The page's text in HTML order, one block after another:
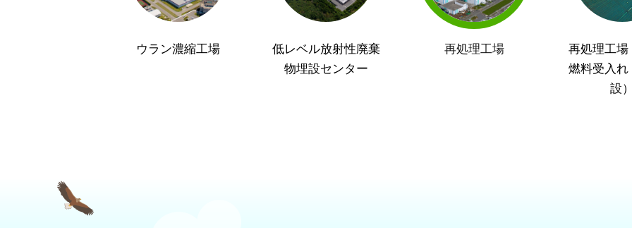
ウラン濃縮工場
低レベル放射性廃棄
物埋設センター
再処理工場
再処理工場
燃料受入れ
設